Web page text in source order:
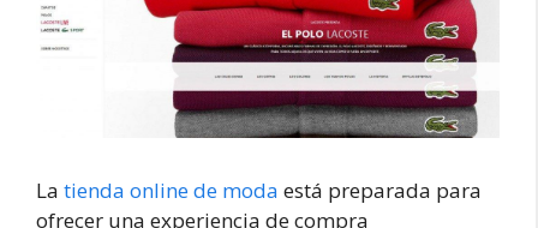
La tienda online de moda está preparada para
ofrecer una experiencia de compra